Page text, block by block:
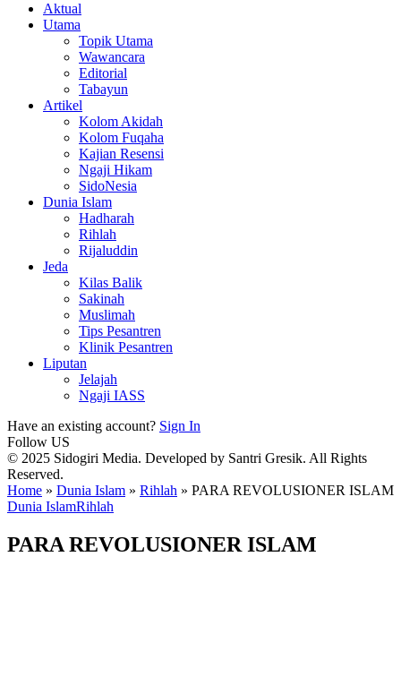
Aktual
Utama
Topik Utama
Wawancara
Editorial
Tabayun
Artikel
Kolom Akidah
Kolom Fuqaha
Kajian Resensi
Ngaji Hikam
SidoNesia
Dunia Islam
Hadharah
Rihlah
Rijaluddin
Jeda
Kilas Balik
Sakinah
Muslimah
Tips Pesantren
Klinik Pesantren
Liputan
Jelajah
Ngaji IASS
Have an existing account? Sign In
Follow US
© 2025 Sidogiri Media. Developed by Santri Gresik. All Rights
Reserved.
Home » Dunia Islam » Rihlah » PARA REVOLUSIONER ISLAM
Dunia IslamRihlah
PARA REVOLUSIONER ISLAM